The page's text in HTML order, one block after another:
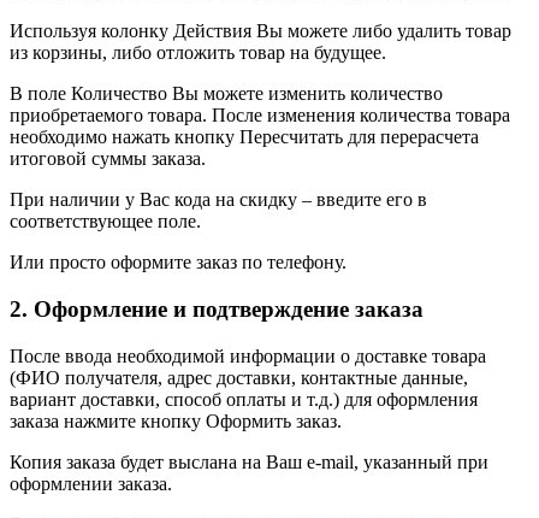
Используя колонку Действия Вы можете либо удалить товар
из корзины, либо отложить товар на будущее.
В поле Количество Вы можете изменить количество
приобретаемого товара. После изменения количества товара
необходимо нажать кнопку Пересчитать для перерасчета
итоговой суммы заказа.
При наличии у Вас кода на скидку – введите его в
соответствующее поле.
Или просто оформите заказ по телефону.
2. Оформление и подтверждение заказа
После ввода необходимой информации о доставке товара
(ФИО получателя, адрес доставки, контактные данные,
вариант доставки, способ оплаты и т.д.) для оформления
заказа нажмите кнопку Оформить заказ.
Копия заказа будет выслана на Ваш e-mail, указанный при
оформлении заказа.